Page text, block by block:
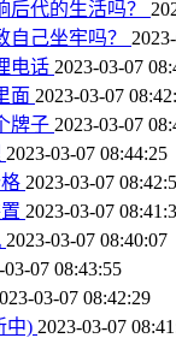
后代的生活吗？
自己坐牢吗？
电话 2023-03-07
面 2023-03-07
牌子 2023-03-07
2023-03-07 08:44:25
2023-03-07
2023-03-07
2023-03-07 08:40:07
03-07 08:43:55
03-07 08:42:29
中) 2023-03-07